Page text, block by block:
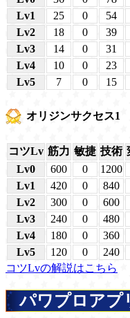
Lv1
25 0 54
Lv2
18 0 39
Lv3
14 0 31
Lv4
10 0 23
Lv5
7 0 15
オリジンサクセス1
コツLv 筋力 敏捷 技術
Lv0
600 0 1200
Lv1
420 0 840
Lv2
300 0 600
Lv3
240 0 480
Lv4
180 0 360
Lv5
120 0 240
コツLvの解説はこちら
パワプロアプ